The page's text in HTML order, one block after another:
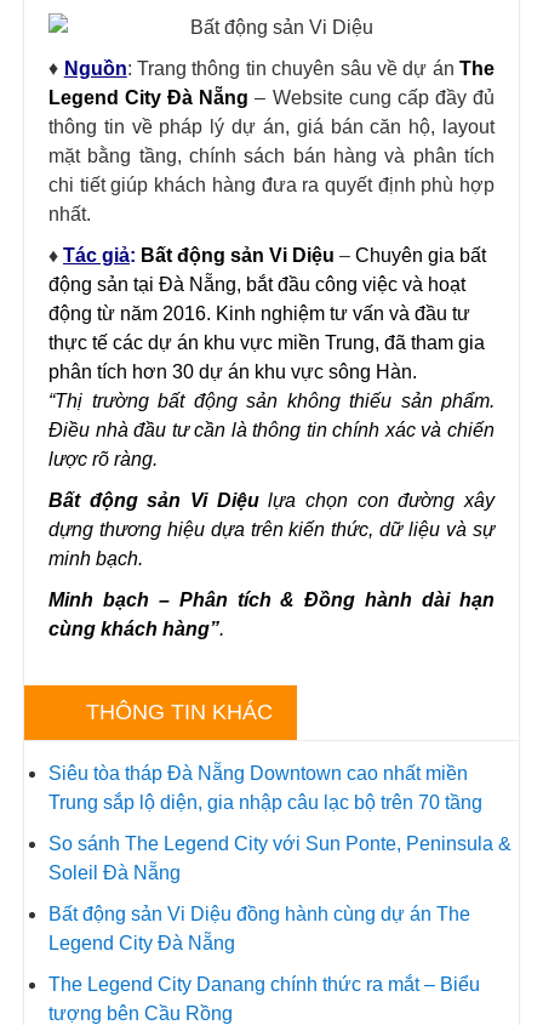
♦ Nguồn: Trang thông tin chuyên sâu về dự ánThe
Legend City Đà Nẵng – Website cung cấp đầy đủ
thông tin về pháp lý dự án, giá bán căn hộ, layout
mặt bằng tầng, chính sách bán hàng và phân tích
chi tiết giúp khách hàng đưa ra quyết định phù hợp
nhất.
♦ Tác giả: Bất động sản Vi Diệu – Chuyên gia bất
động sản tại Đà Nẵng, bắt đầu công việc và hoạt
động từ năm 2016. Kinh nghiệm tư vấn và đầu tư
thực tế các dự án khu vực miền Trung, đã tham gia
phân tích hơn 30 dự án khu vực sông Hàn.
“Thị trường bất động sản không thiếu sản phẩm.
Điều nhà đầu tư cần là thông tin chính xác và chiến
lược rõ ràng.
Bất động sản Vi Diệulựa chọn con đường xây
dựng thương hiệu dựa trên kiến thức, dữ liệu và sự
minh bạch.
Minh bạch – Phân tích & Đồng hành dài hạn
cùng khách hàng”.
THÔNG TIN KHÁC
Siêu tòa tháp Đà Nẵng Downtown cao nhất miền
Trung sắp lộ diện, gia nhập câu lạc bộ trên 70 tầng
So sánh The Legend City với Sun Ponte, Peninsula &
Soleil Đà Nẵng
Bất động sản Vi Diệu đồng hành cùng dự án The
Legend City Đà Nẵng
The Legend City Danang chính thức ra mắt – Biểu
tượng bên Cầu Rồng